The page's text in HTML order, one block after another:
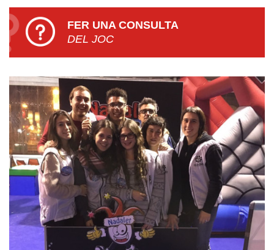
FER UNA CONSULTA
DEL JOC